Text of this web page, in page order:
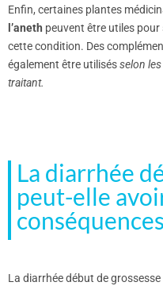
Enfin, certaines plantes
l’aneth peuvent être utiles
cette condition. Des
également être utilisésselon
traitant.
La diarrhée
peut-elle
La diarrhée début de